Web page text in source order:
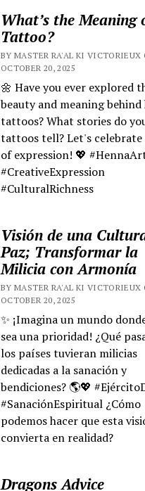
What’s the Meaning
Tattoo?
BY MASTER RA'AL KI VICTORIEUX
OCTOBER 20, 2025
🌼 Have you ever explored
beauty and meaning behind
tattoos? What stories do
tattoos tell? Let's
of expression! 💖
#CreativeExpression
#CulturalRichness
Visión de una
Paz; Transformar la
Milicia con Armonía
BY MASTER RA'AL KI VICTORIEUX
OCTOBER 20, 2025
✨ ¡Imagina un mundo
sea una prioridad! ¿Qué
los países tuvieran milicias
dedicadas a la sanación y
bendiciones? 🌎💖
#SanaciónEspiritual ¿Cómo
podemos hacer que esta
convierta en realidad?
Dragons Advice